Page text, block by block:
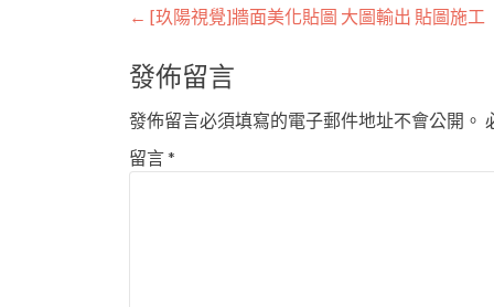
Post
navigation
← [玖陽視覺]牆面美化貼圖 大圖輸出 貼圖施工
發佈留言
發佈留言必須填寫的電子郵件地址不會公開。
留言*